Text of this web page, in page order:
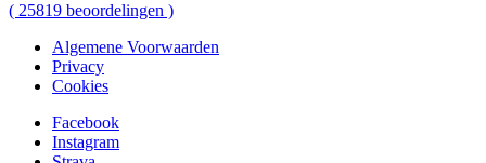
( 25819 beoordelingen )
Algemene Voorwaarden
Privacy
Cookies
Facebook
Instagram